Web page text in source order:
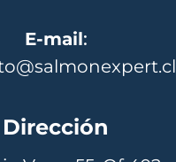
E-mail:
Dirección